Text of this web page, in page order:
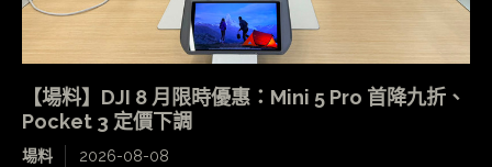
【場料】DJI 8 月限時優惠：Mini 5 Pro 首降九折、
Pocket 3 定價下調
場料 2026-08-08